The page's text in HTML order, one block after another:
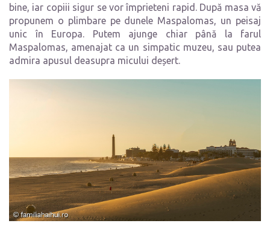
bine, iar copiii sigur se vor împrieteni rapid. După masa vă
propunem o plimbare pe dunele Maspalomas, un peisaj
unic în Europa. Putem ajunge chiar până la farul
Maspalomas, amenajat ca un simpatic muzeu, sau putea
admira apusul deasupra micului deșert.